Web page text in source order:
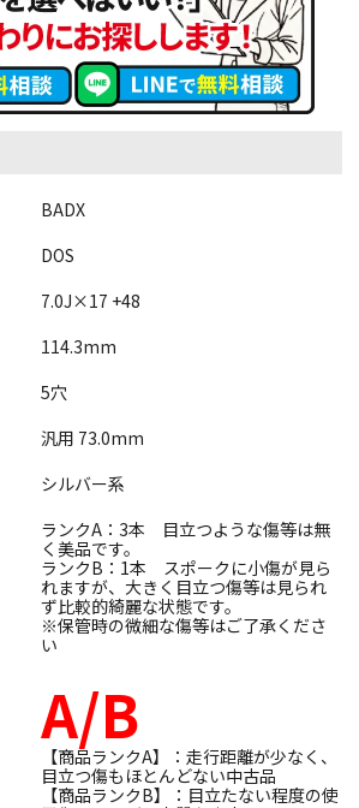
BADX
DOS
7.0J×17 +48
114.3mm
5穴
汎用 73.0mm
シルバー系
ランクA：3本 目立つような傷等は無
く美品です。
ランクB：1本 スポークに小傷が見ら
れますが、大きく目立つ傷等は見られ
ず比較的綺麗な状態です。
※保管時の微細な傷等はご了承くださ
い
A/B
【商品ランクA】：走行距離が少なく、
目立つ傷もほとんどない中古品
【商品ランクB】：目立たない程度の使